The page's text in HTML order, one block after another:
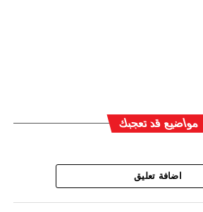
مواضيع قد تعجبك
اضافة تعليق